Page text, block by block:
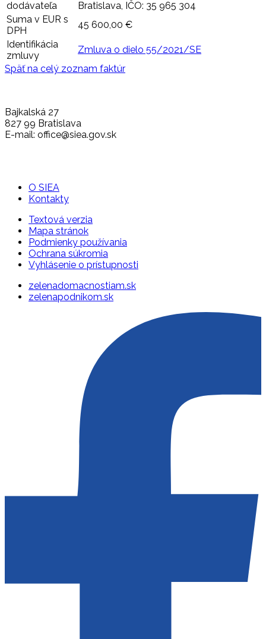
dodávateľa
Bratislava, IČO: 35 965 304
Suma v EUR s
DPH
45 600,00 €
Identifikácia
zmluvy
Zmluva o dielo 55/2021/SE
Späť na celý zoznam faktúr
Bajkalská 27
827 99 Bratislava
E-mail: office@siea.gov.sk
O SIEA
Kontakty
Textová verzia
Mapa stránok
Podmienky používania
Ochrana súkromia
Vyhlásenie o prístupnosti
zelenadomacnostiam.sk
zelenapodnikom.sk